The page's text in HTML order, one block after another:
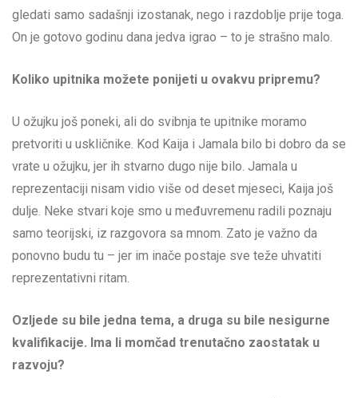
gledati samo sadašnji izostanak, nego i razdoblje prije toga.
On je gotovo godinu dana jedva igrao – to je strašno malo.
Koliko upitnika možete ponijeti u ovakvu pripremu?
U ožujku još poneki, ali do svibnja te upitnike moramo
pretvoriti u uskličnike. Kod Kaija i Jamala bilo bi dobro da se
vrate u ožujku, jer ih stvarno dugo nije bilo. Jamala u
reprezentaciji nisam vidio više od deset mjeseci, Kaija još
dulje. Neke stvari koje smo u međuvremenu radili poznaju
samo teorijski, iz razgovora sa mnom. Zato je važno da
ponovno budu tu – jer im inače postaje sve teže uhvatiti
reprezentativni ritam.
Ozljede su bile jedna tema, a druga su bile nesigurne
kvalifikacije. Ima li momčad trenutačno zaostatak u
razvoju?